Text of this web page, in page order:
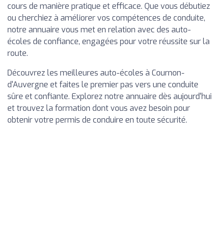
cours de manière pratique et efficace. Que vous débutiez
ou cherchiez à améliorer vos compétences de conduite,
notre annuaire vous met en relation avec des auto-
écoles de confiance, engagées pour votre réussite sur la
route.
Découvrez les meilleures auto-écoles à Cournon-
d'Auvergne et faites le premier pas vers une conduite
sûre et confiante. Explorez notre annuaire dès aujourd'hui
et trouvez la formation dont vous avez besoin pour
obtenir votre permis de conduire en toute sécurité.